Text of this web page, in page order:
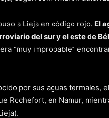
a Lieja en código rojo. El
del sur y el este de
“muy improbable”
por sus aguas termales,
Rochefort, en Namur,